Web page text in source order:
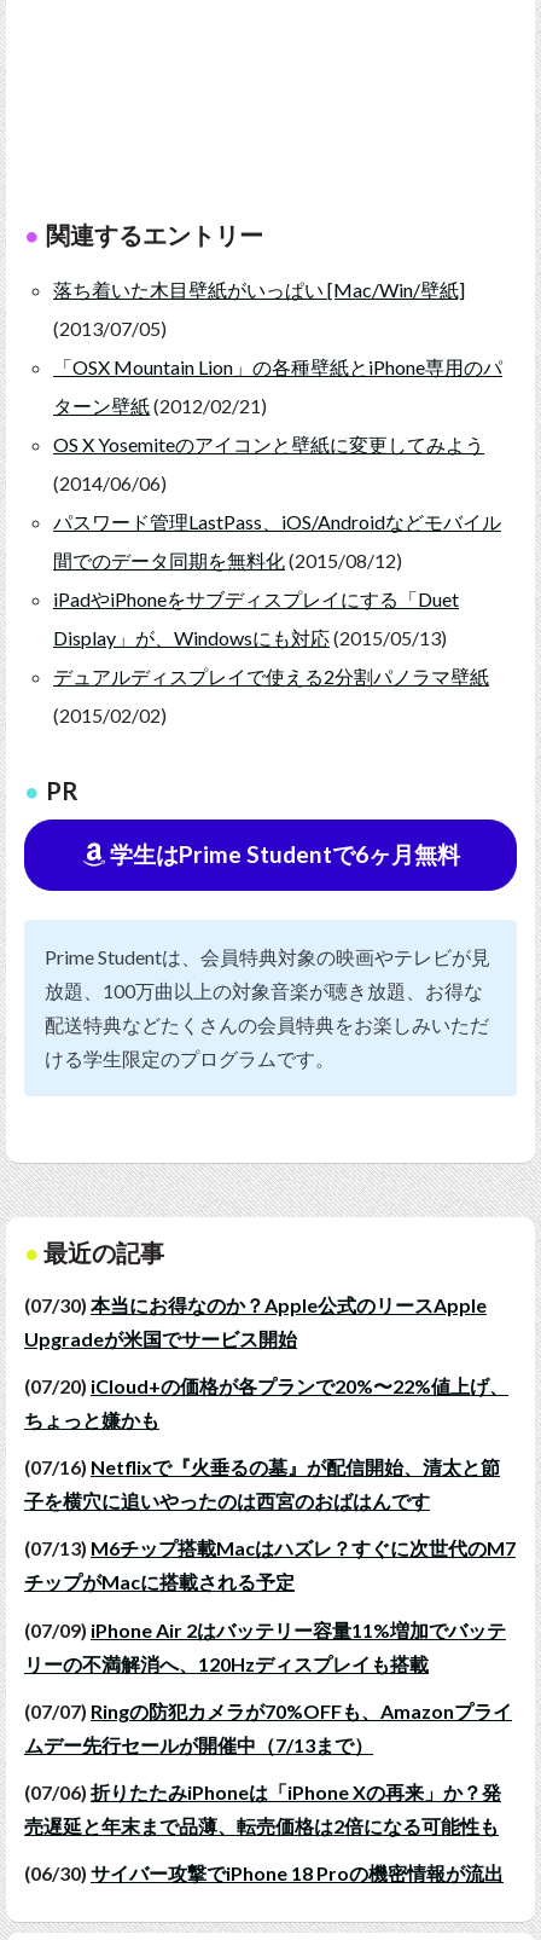
関連するエントリー
落ち着いた木目壁紙がいっぱい [Mac/Win/壁紙]
(2013/07/05)
「OSX Mountain Lion」の各種壁紙とiPhone専用のパ
ターン壁紙(2012/02/21)
OS X Yosemiteのアイコンと壁紙に変更してみよう
(2014/06/06)
パスワード管理LastPass、iOS/Androidなどモバイル
間でのデータ同期を無料化(2015/08/12)
iPadやiPhoneをサブディスプレイにする「Duet
Display」が、Windowsにも対応(2015/05/13)
デュアルディスプレイで使える2分割パノラマ壁紙
(2015/02/02)
PR
学生はPrime Studentで6ヶ月無料
Prime Studentは、会員特典対象の映画やテレビが見
放題、100万曲以上の対象音楽が聴き放題、お得な
配送特典などたくさんの会員特典をお楽しみいただ
ける学生限定のプログラムです。
最近の記事
(07/30) 本当にお得なのか？Apple公式のリースApple
Upgradeが米国でサービス開始
(07/20) iCloud+の価格が各プランで20%〜22%値上げ、
ちょっと嫌かも
(07/16) Netflixで『火垂るの墓』が配信開始、清太と節
子を横穴に追いやったのは西宮のおばはんです
(07/13) M6チップ搭載Macはハズレ？すぐに次世代のM7
チップがMacに搭載される予定
(07/09) iPhone Air 2はバッテリー容量11%増加でバッテ
リーの不満解消へ、120Hzディスプレイも搭載
(07/07) Ringの防犯カメラが70%OFFも、Amazonプライ
ムデー先行セールが開催中（7/13まで）
(07/06) 折りたたみiPhoneは「iPhone Xの再来」か？発
売遅延と年末まで品薄、転売価格は2倍になる可能性も
(06/30) サイバー攻撃でiPhone 18 Proの機密情報が流出